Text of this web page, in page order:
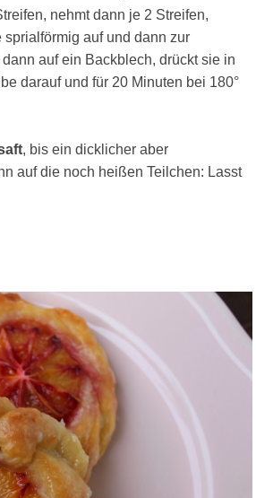
nehmt dann je 2 Streifen,
auf und dann zur
auf ein Backblech, drückt sie in
darauf und für 20 Minuten bei 180°
, bis ein dicklicher aber
auf die noch heißen Teilchen: Lasst